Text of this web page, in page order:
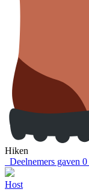
Hiken
Deelnemers gaven 0
Host